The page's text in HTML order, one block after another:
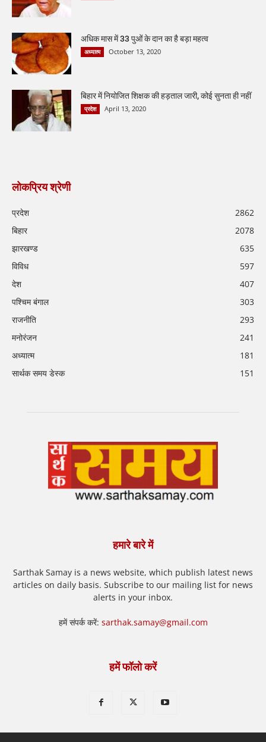
अधिक मास में 33 पुओं के दान का है बड़ा महत्व
अध्यात्म October 13, 2020
बिहार में नियोजित शिक्षक की हड़ताल जारी, कोई सुनता ही नहीं
प्रदेश April 13, 2020
लोकप्रिय श्रेणी
प्रदेश
2862
बिहार
2078
झारखण्ड
635
विविध
597
देश
407
पश्चिम बंगाल
303
राजनीति
293
मनोरंजन
241
अध्यात्म
181
सार्थक समय डेस्क
151
हमारे बारे में
Sarthak Samay is a news website, which publish latest news
articles on daily basis. Subscribe to our mailing list for news
alerts in your inbox.
हमें संपर्क करें: sarthak.samay@gmail.com
हमें फॉलो करें